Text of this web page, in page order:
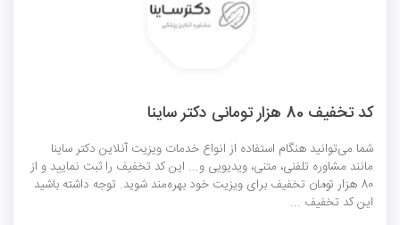
کد تخفیف 80 هزار تومانی دکتر ساینا
شما می‌توانید هنگام استفاده از انواع خدمات ویزیت آنلاین دکتر ساینا
مانند مشاوره تلفنی، متنی، ویدیویی و... این کد تخفیف را ثبت نمایید و از
80 هزار تومان تخفیف برای ویزیت خود بهره‌مند شوید. توجه داشته باشید
این کد تخفیف ...